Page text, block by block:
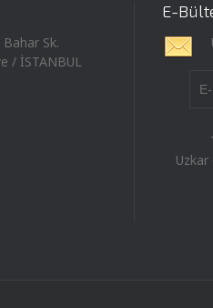
Sk.
/ İSTANBUL
E-